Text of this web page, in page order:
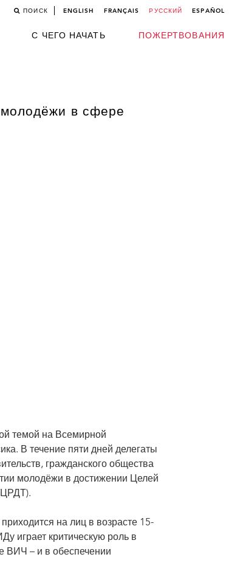
ПОИСК ENGLISH FRANÇAIS РУССКИЙ ESPAÑOL
С ЧЕГО НАЧАТЬ ПОЖЕРТВОВАНИЯ
в сфере
темой на Всемирной
В течение пяти дней делегаты
гражданского общества
молодёжи в достижении Целей
на лиц в возрасте 15-
играет критическую роль в
ВИЧ – и в обеспечении